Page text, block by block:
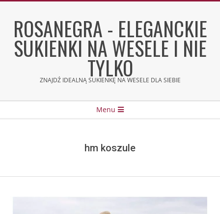
contentROSANEGRA - ELEGANCKIE
SUKIENKI NA WESELE I NIE
TYLKO
ZNAJDŹ IDEALNĄ SUKIENKĘ NA WESELE DLA SIEBIE
Menu
hm koszule